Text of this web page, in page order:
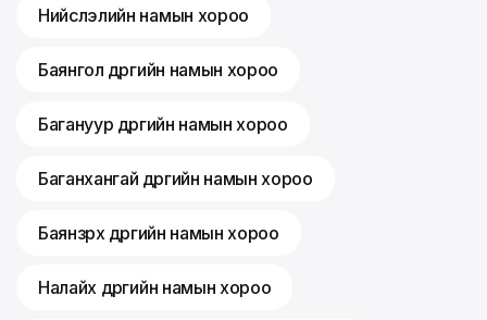
Нийслэлийн намын хороо
Баянгол дүүргийн намын хороо
Багануур дүүргийн намын хороо
Баганхангай дүүргийн намын хороо
Баянзүрх дүүргийн намын хороо
Налайх дүүргийн намын хороо